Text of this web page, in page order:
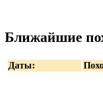
Ближайшие
Даты: